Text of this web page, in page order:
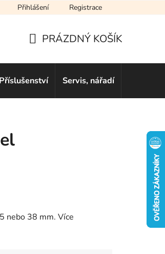
Obchodní podmínky
Přihlášení Registrace
KOŠÍK
PRÁZDNÝ KOŠÍK
Příslušenství Servis, nářadí
nebo 38 mm. Více